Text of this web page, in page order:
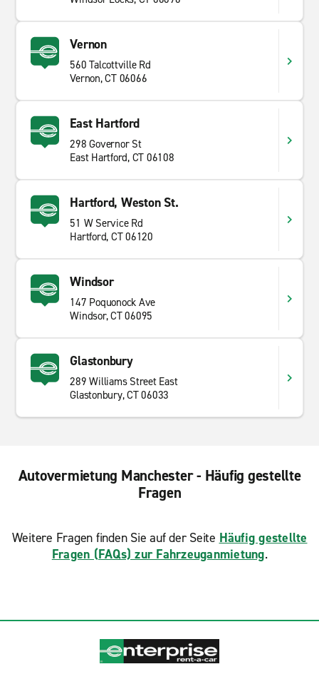
Vernon
560 Talcottville Rd
Vernon, CT 06066
East Hartford
298 Governor St
East Hartford, CT 06108
Hartford, Weston St.
51 W Service Rd
Hartford, CT 06120
Windsor
147 Poquonock Ave
Windsor, CT 06095
Glastonbury
289 Williams Street East
Glastonbury, CT 06033
Autovermietung Manchester - Häufig gestellte
Fragen
Weitere Fragen finden Sie auf der Seite Häufig gestellte
Fragen (FAQs) zur Fahrzeuganmietung.